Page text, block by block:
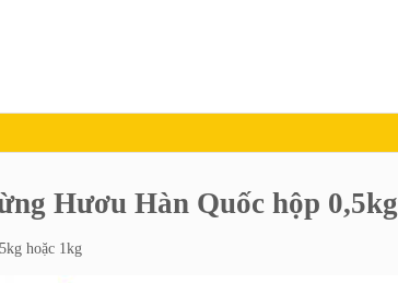
Hươu Hàn Quốc hộp 0,5kg
hoặc 1kg